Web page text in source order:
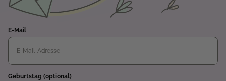
E-Mail
Geburtstag (optional)